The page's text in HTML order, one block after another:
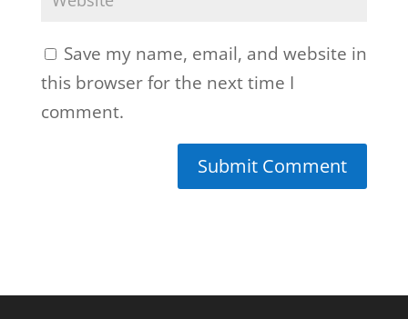
Save my name, email, and website in
this browser for the next time I
comment.